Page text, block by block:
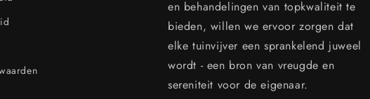
en behandelingen van topkwaliteit te
bieden, willen we ervoor zorgen dat
elke tuinvijver een sprankelend juweel
wordt - een bron van vreugde en
sereniteit voor de eigenaar.